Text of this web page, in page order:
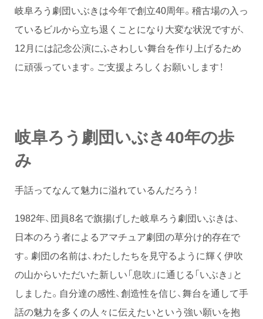
岐阜ろう劇団いぶきは今年で創立40周年。稽古場の入っ
ているビルから立ち退くことになり大変な状況ですが、
12月には記念公演にふさわしい舞台を作り上げるため
に頑張っています。ご支援よろしくお願いします！
岐阜ろう劇団いぶき40年の歩
み
手話ってなんて魅力に溢れているんだろう！
1982年、団員8名で旗揚げした岐阜ろう劇団いぶきは、
日本のろう者によるアマチュア劇団の草分け的存在で
す。劇団の名前は、わたしたちを見守るように輝く伊吹
の山からいただいた新しい「息吹」に通じる「いぶき」と
しました。自分達の感性、創造性を信じ、舞台を通して手
話の魅力を多くの人々に伝えたいという強い願いを抱